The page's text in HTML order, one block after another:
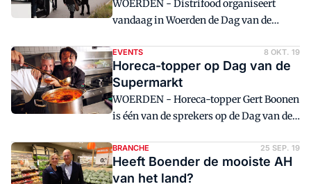
WOERDEN - Distrifood organiseert
vandaag in Woerden de Dag van de
activiteiten met vanmiddag de
ontknoping in de strijd om de Smaakt!
Local Marketing Awards.
EVENTS 8 OKT. 19
Horeca-topper op Dag van de
Supermarkt
WOERDEN - Horeca-topper Gert Boonen
is één van de sprekers op de Dag van de
voormalig nummer één van de Terras
Top 100 spreekt over productiviteit, het
BRANCHE 25 SEP. 19
Heeft Boender de mooiste AH
van het land?